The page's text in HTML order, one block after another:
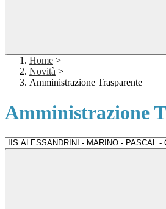
Home >
Novità >
Amministrazione Trasparente
Amministrazione